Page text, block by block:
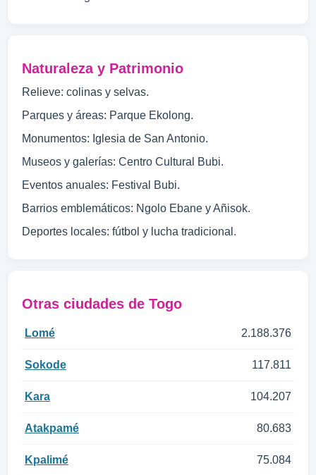
Naturaleza y Patrimonio
Relieve: colinas y selvas.
Parques y áreas: Parque Ekolong.
Monumentos: Iglesia de San Antonio.
Museos y galerías: Centro Cultural Bubi.
Eventos anuales: Festival Bubi.
Barrios emblemáticos: Ngolo Ebane y Añisok.
Deportes locales: fútbol y lucha tradicional.
Otras ciudades de Togo
Lomé 2.188.376
Sokode 117.811
Kara 104.207
Atakpamé 80.683
Kpalimé 75.084